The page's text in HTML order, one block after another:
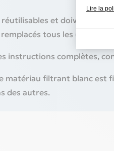
et doivent être
tous les 6 mois
instructions complètes,
matériau filtrant blanc
des autres.